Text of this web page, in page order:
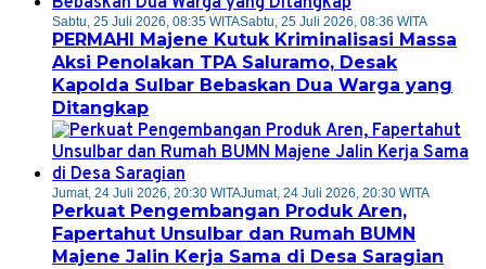
Sabtu, 25 Juli 2026, 08:35 WITASabtu, 25 Juli 2026, 08:36 WITA
PERMAHI Majene Kutuk Kriminalisasi Massa
Aksi Penolakan TPA Saluramo, Desak
Kapolda Sulbar Bebaskan Dua Warga yang
Ditangkap
Jumat, 24 Juli 2026, 20:30 WITAJumat, 24 Juli 2026, 20:30 WITA
Perkuat Pengembangan Produk Aren,
Fapertahut Unsulbar dan Rumah BUMN
Majene Jalin Kerja Sama di Desa Saragian